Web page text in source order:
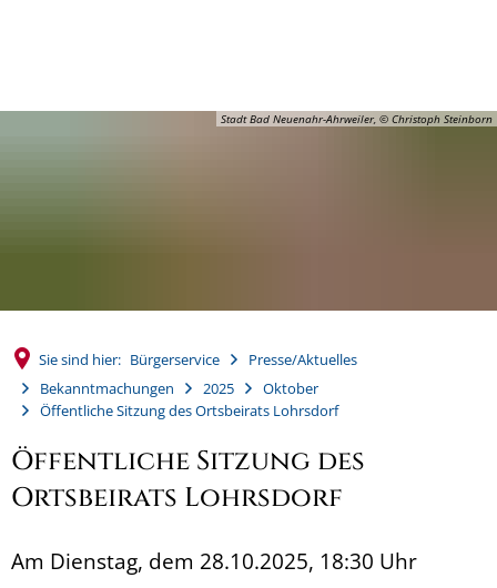
Stadt Bad Neuenahr-Ahrweiler, © Christoph Steinborn
Sie sind hier: Bürgerservice
Presse/Aktuelles
Bekanntmachungen
2025
Oktober
Öffentliche Sitzung des Ortsbeirats Lohrsdorf
Öffentliche Sitzung des
Ortsbeirats Lohrsdorf
Am Dienstag, dem 28.10.2025, 18:30 Uhr